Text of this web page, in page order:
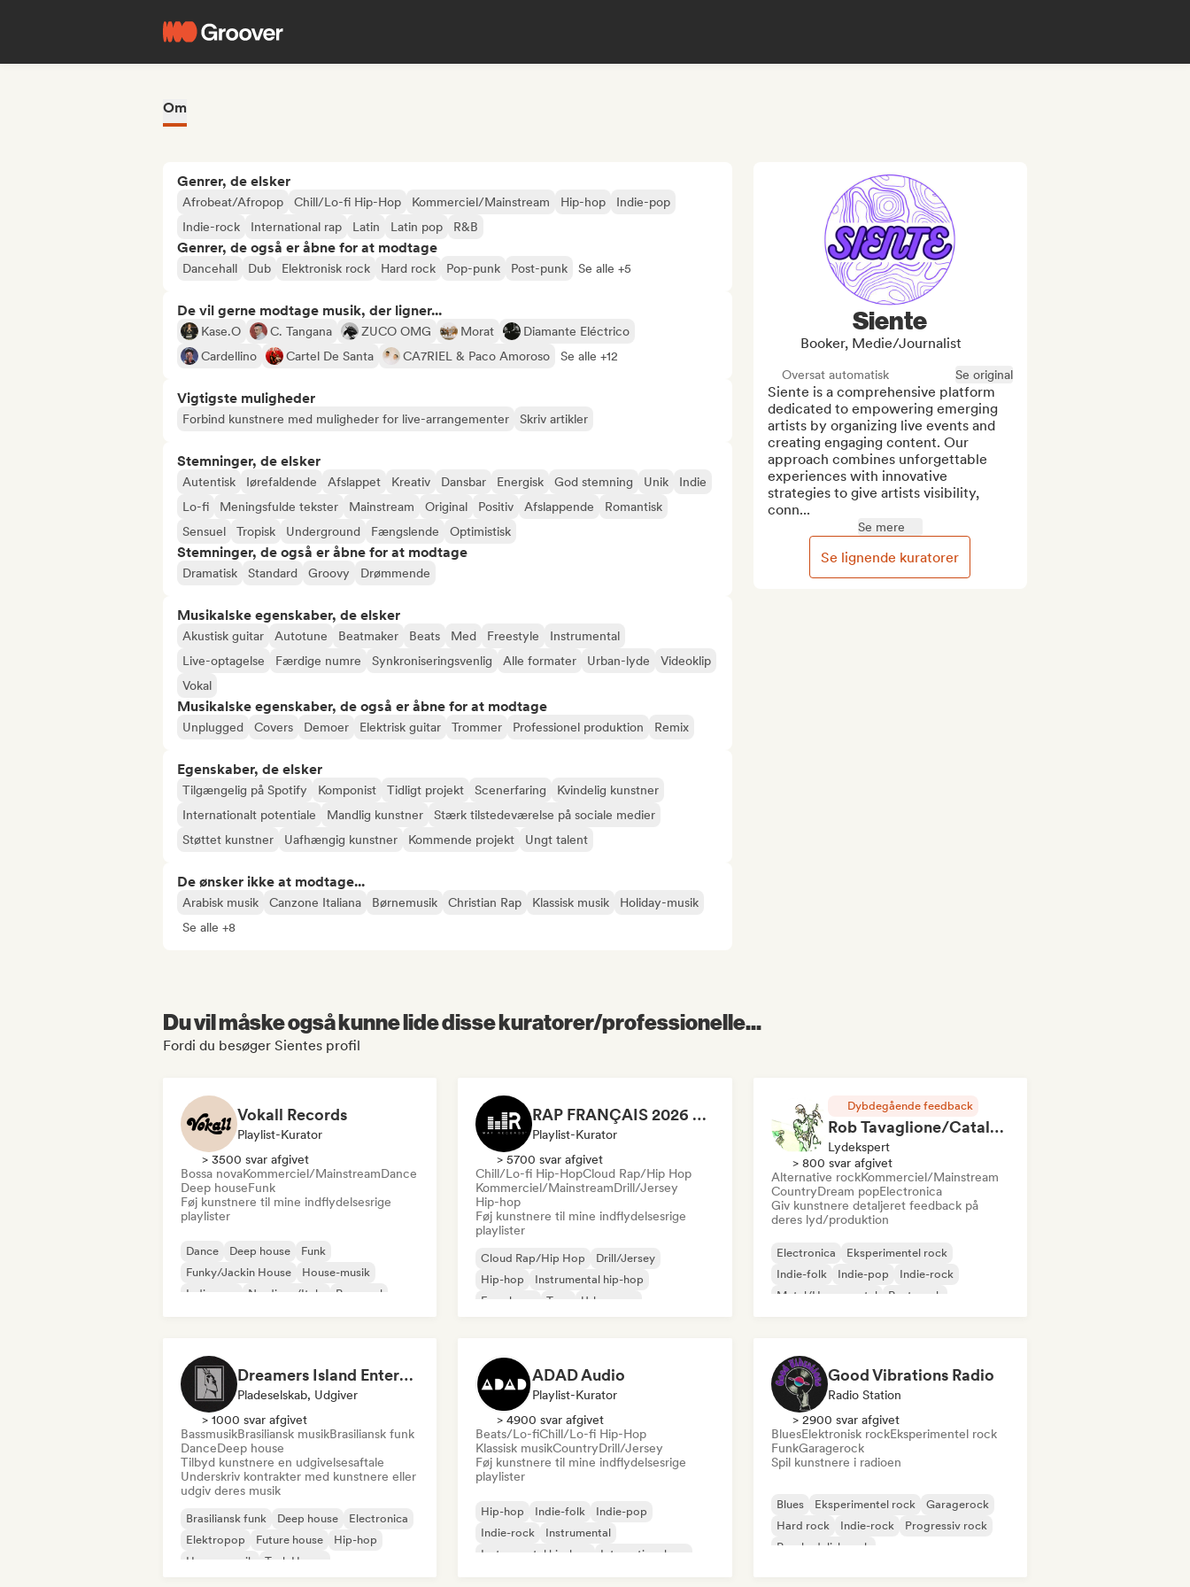
Om
Genrer, de elsker
Afrobeat/Afropop Chill/Lo-fi Hip-Hop Kommerciel/Mainstream Hip-hop
Indie-pop
Indie-rock
International rap Latin Latin pop R&B
Genrer, de også er åbne for at modtage
Dancehall Dub Elektronisk rock Hard rock Pop-punk Post-punk Se alle +5
De vil gerne modtage musik, der ligner...
Kase.O C. Tangana ZUCO OMG Morat
Diamante Eléctrico
Cardellino
Cartel De Santa CA7RIEL & Paco Amoroso Se alle +12
Vigtigste muligheder
Forbind kunstnere med muligheder for live-arrangementer Skriv artikler
Stemninger, de elsker
Autentisk Iørefaldende Afslappet Kreativ Dansbar Energisk God stemning Unik
Indie
Lo-fi
Meningsfulde tekster Mainstream Original Positiv Afslappende
Romantisk
Sensuel
Tropisk Underground Fængslende Optimistisk
Stemninger, de også er åbne for at modtage
Dramatisk Standard Groovy Drømmende
Musikalske egenskaber, de elsker
Akustisk guitar Autotune Beatmaker Beats Med Freestyle
Instrumental
Live-optagelse
Færdige numre Synkroniseringsvenlig Alle formater Urban-lyde
Videoklip
Vokal
Musikalske egenskaber, de også er åbne for at modtage
Unplugged Covers Demoer Elektrisk guitar Trommer Professionel produktion Remix
Egenskaber, de elsker
Tilgængelig på Spotify Komponist Tidligt projekt Scenerfaring
Kvindelig kunstner
Internationalt potentiale
Mandlig kunstner
Stærk tilstedeværelse på sociale medier
Støttet kunstner
Uafhængig kunstner Kommende projekt Ungt talent
De ønsker ikke at modtage...
Arabisk musik Canzone Italiana Børnemusik Christian Rap Klassisk musik
Holiday-musik
Se alle +8
Siente
Booker, Medie/journalist
Oversat automatisk Se original
Siente is a comprehensive platform
dedicated to empowering emerging
artists by organizing live events and
creating engaging content. Our
approach combines unforgettable
experiences with innovative
strategies to give artists visibility,
conn...
Se mere
Se lignende kuratorer
Du vil måske også kunne lide disse kuratorer/professionelle...
Fordi du besøger Sientes profil
Vokall Records
Playlist-Kurator
> 3500 svar afgivet
Bossa novaKommerciel/MainstreamDance
Deep houseFunk
Føj kunstnere til mine indflydelsesrige
playlister
Dance Deep house
Funk
Funky/Jackin House
House-musik
Indie-pop
Nu-disco/Italo Pop-soul
RAP FRANÇAIS 2026 🔥🇫🇷 (Way Records)
Playlist-Kurator
> 5700 svar afgivet
Chill/Lo-fi Hip-HopCloud Rap/Hip Hop
Kommerciel/MainstreamDrill/Jersey
Hip-hop
Føj kunstnere til mine indflydelsesrige
playlister
Cloud Rap/Hip Hop
Drill/Jersey
Hip-hop
Instrumental hip-hop
Fransk rap
Trap
Urban pop
Dybdegående feedback
Rob Tavaglione/Catalyst Recording
Lydekspert
> 800 svar afgivet
Alternative rockKommerciel/Mainstream
CountryDream popElectronica
Giv kunstnere detaljeret feedback på
deres lyd/produktion
Electronica
Eksperimentel rock
Indie-folk
Indie-pop
Indie-rock
Metal/Heavy metal
Post-punk
Dreamers Island Entertainment
Pladeselskab, Udgiver
> 1000 svar afgivet
BassmusikBrasiliansk musikBrasiliansk funk
DanceDeep house
Tilbyd kunstnere en udgivelsesaftale
Underskriv kontrakter med kunstnere eller
udgiv deres musik
Brasiliansk funk Deep house
Electronica
Elektropop
Future house
Hip-hop
House-musik
Tech House
ADAD Audio
Playlist-Kurator
> 4900 svar afgivet
Beats/Lo-fiChill/Lo-fi Hip-Hop
Klassisk musikCountryDrill/Jersey
Føj kunstnere til mine indflydelsesrige
playlister
Hip-hop Indie-folk
Indie-pop
Indie-rock
Instrumental
Instrumental hip-hop
International rap
Good Vibrations Radio
Radio Station
> 2900 svar afgivet
BluesElektronisk rockEksperimentel rock
FunkGaragerock
Spil kunstnere i radioen
Blues Eksperimentel rock
Garagerock
Hard rock
Indie-rock
Progressiv rock
Psychedelisk rock